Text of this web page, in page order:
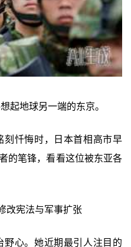
起地球另一端的东京。
刻忏悔时，日本首相高市早
的笔锋，看看这位被东亚各
改宪法与军事扩张
野心。她近期最引人注目的